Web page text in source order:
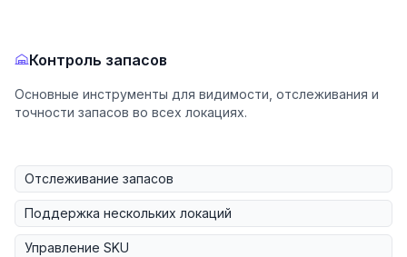
Контроль запасов
Основные инструменты для видимости, отслеживания и
точности запасов во всех локациях.
Отслеживание запасов
Поддержка нескольких локаций
Управление SKU